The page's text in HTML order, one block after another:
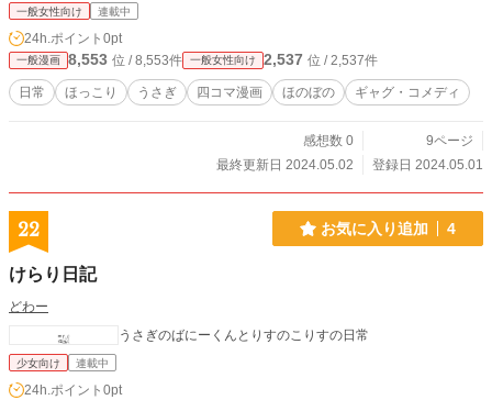
一般女性向け 連載中
24h.ポイント 0pt
一般漫画 8,553 位 / 8,553件 一般女性向け 2,537 位 / 2,537件
日常 ほっこり うさぎ 四コマ漫画 ほのぼの ギャグ・コメディ
感想数 0
9ページ
最終更新日 2024.05.02
登録日 2024.05.01
22 お気に入り追加 4
けらり日記
どわー
うさぎのばにーくんとりすのこりすの日常
少女向け 連載中
24h.ポイント 0pt